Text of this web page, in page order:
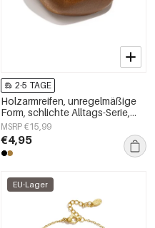
2-5 TAGE
Holzarmreifen, unregelmäßige
Form, schlichte Alltags-Serie,
Damenschmuck
MSRP €15,99
€4,95
EU-Lager